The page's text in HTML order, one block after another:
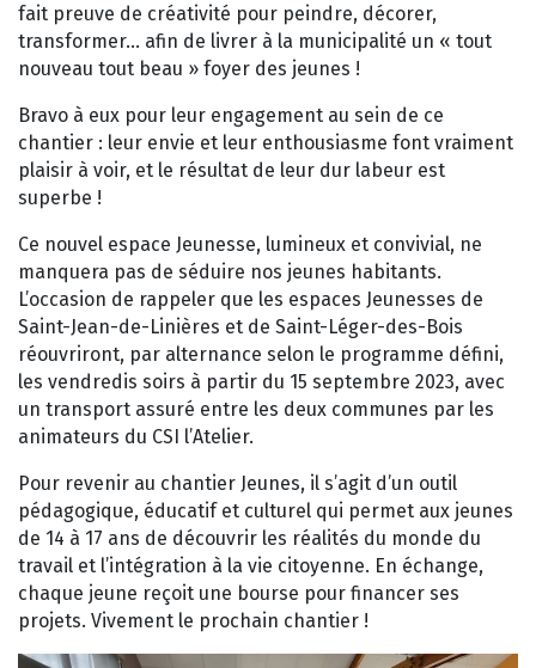
fait preuve de créativité pour peindre, décorer,
transformer… afin de livrer à la municipalité un « tout
nouveau tout beau » foyer des jeunes !
Bravo à eux pour leur engagement au sein de ce
chantier : leur envie et leur enthousiasme font vraiment
plaisir à voir, et le résultat de leur dur labeur est
superbe !
Ce nouvel espace Jeunesse, lumineux et convivial, ne
manquera pas de séduire nos jeunes habitants.
L’occasion de rappeler que les espaces Jeunesses de
Saint-Jean-de-Linières et de Saint-Léger-des-Bois
réouvriront, par alternance selon le programme défini,
les vendredis soirs à partir du 15 septembre 2023, avec
un transport assuré entre les deux communes par les
animateurs du CSI l’Atelier.
Pour revenir au chantier Jeunes, il s’agit d’un outil
pédagogique, éducatif et culturel qui permet aux jeunes
de 14 à 17 ans de découvrir les réalités du monde du
travail et l’intégration à la vie citoyenne. En échange,
chaque jeune reçoit une bourse pour financer ses
projets. Vivement le prochain chantier !